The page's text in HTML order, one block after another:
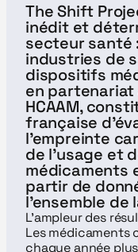
The Shift
inédit et
secteur santé
industries de
dispositifs
en partenariat
HCAAM,
française
l’empreinte
de l’usage et
médicaments
partir de
l’ensemble de
L’ampleur des
Les médicaments
chaque année